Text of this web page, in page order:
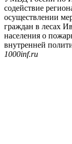
содействие
осуществлении
граждан в лесах
населения о
внутренней
1000inf.ru